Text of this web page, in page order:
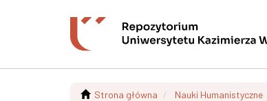
Strona główna Nauki Humanistyczne